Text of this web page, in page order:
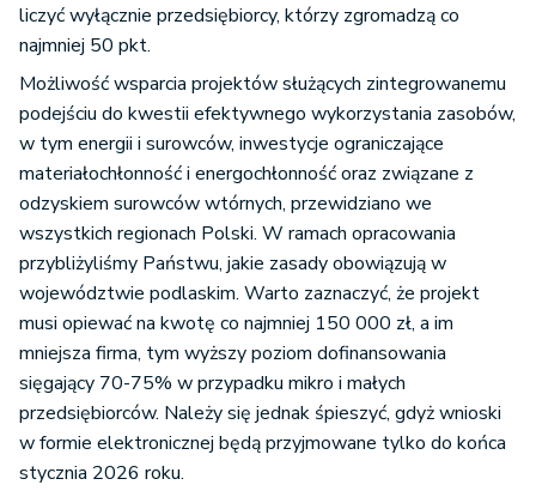
liczyć wyłącznie przedsiębiorcy, którzy zgromadzą co
najmniej 50 pkt.
Możliwość wsparcia projektów służących zintegrowanemu
podejściu do kwestii efektywnego wykorzystania zasobów,
w tym energii i surowców, inwestycje ograniczające
materiałochłonność i energochłonność oraz związane z
odzyskiem surowców wtórnych, przewidziano we
wszystkich regionach Polski. W ramach opracowania
przybliżyliśmy Państwu, jakie zasady obowiązują w
województwie podlaskim. Warto zaznaczyć, że projekt
musi opiewać na kwotę co najmniej 150 000 zł, a im
mniejsza firma, tym wyższy poziom dofinansowania
sięgający 70-75% w przypadku mikro i małych
przedsiębiorców. Należy się jednak śpieszyć, gdyż wnioski
w formie elektronicznej będą przyjmowane tylko do końca
stycznia 2026 roku.